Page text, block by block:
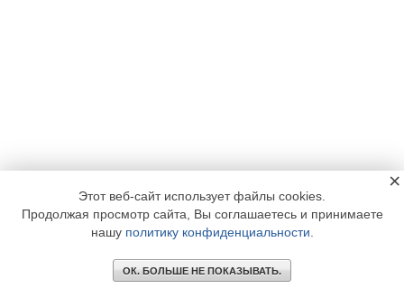
Этот веб-сайт использует файлы cookies.
Продолжая просмотр сайта, Вы соглашаетесь и принимаете
нашу политику конфиденциальности
ОК. БОЛЬШЕ НЕ ПОКАЗЫВАТЬ.
×